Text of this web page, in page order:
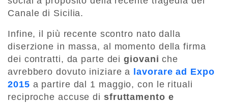
Canale di Sicilia.
Infine, il più recente scontro nato dalla
diserzione in massa, al momento della firma
dei contratti, da parte deigiovani che
avrebbero dovuto iniziare a
lavorare ad Expo
2015 a partire dal 1 maggio, con le rituali
reciproche accuse di sfruttamento e